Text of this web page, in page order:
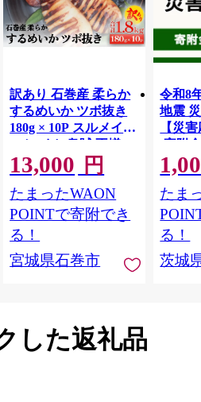
訳あり 石巻産 柔らか
するめいか ツボ抜き
180g × 10P スルメイカ
いか イカ 烏賊 不揃い
小分け 下処理済み 時
短調理 こだわり 冷凍
海鮮 魚介 おかず おつ
まみ 煮物 焼きイカ
BBQ バーベキュー 宮
城県 石巻市
13,000 円
たまったWAON
POINTで寄附でき
る！
宮城県石巻市
令和8
地震
【災
(寄附
【返
地のた
共同
支援金
ます
支援
たま
る！
茨城
した返礼品